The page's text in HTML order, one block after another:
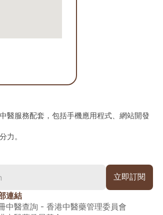
醫服務配套，包括手機應用程式、網站開發
力。
連結
中醫查詢 - 香港中醫藥管理委員會